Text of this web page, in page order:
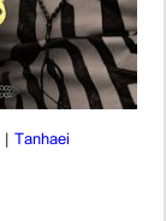
| Tanhaei